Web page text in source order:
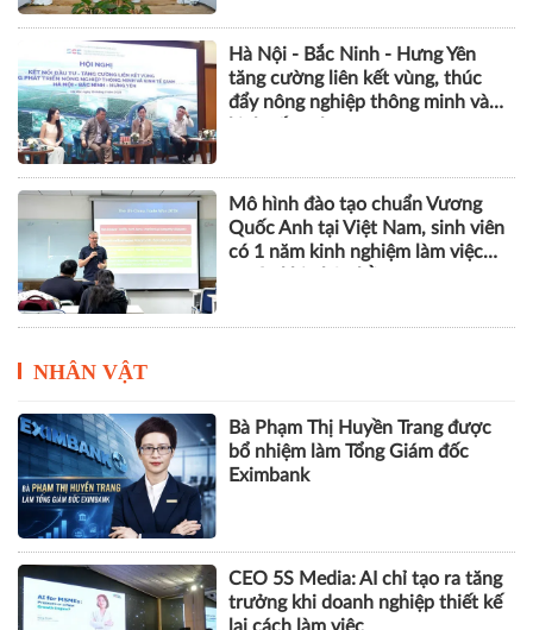
Hà Nội - Bắc Ninh - Hưng Yên
tăng cường liên kết vùng, thúc
đẩy nông nghiệp thông minh và
Mô hình đào tạo chuẩn Vương
Quốc Anh tại Việt Nam, sinh viên
có 1 năm kinh nghiệm làm việc
NHÂN VẬT
Bà Phạm Thị Huyền Trang được
bổ nhiệm làm Tổng Giám đốc
Eximbank
CEO 5S Media: AI chỉ tạo ra tăng
trưởng khi doanh nghiệp thiết kế